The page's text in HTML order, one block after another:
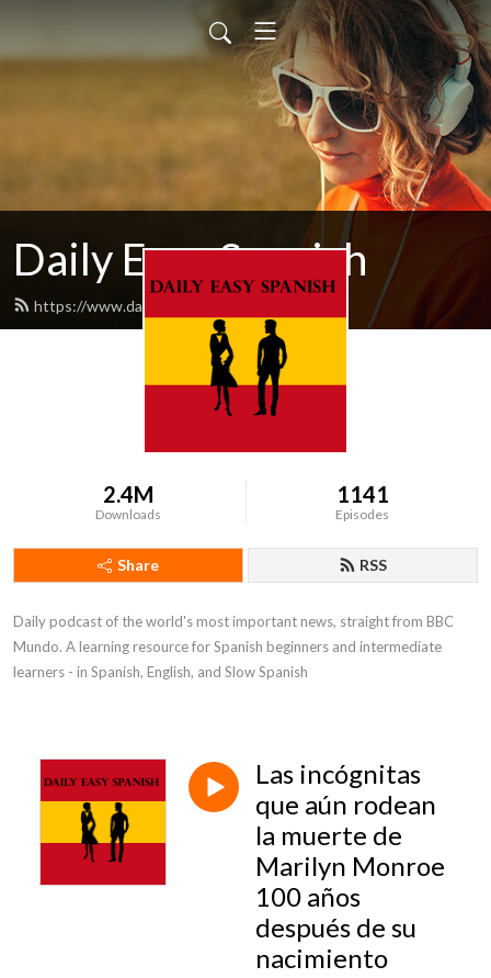
Daily Easy Spanish
https://www.dailyeasyspanish.com/feed.xml
2.4M
Downloads
1141
Episodes
Share RSS
Daily podcast of the world's most important news, straight from BBC
Mundo. A learning resource for Spanish beginners and intermediate
learners - in Spanish, English, and Slow Spanish
Las incógnitas
que aún rodean
la muerte de
Marilyn Monroe
100 años
después de su
nacimiento